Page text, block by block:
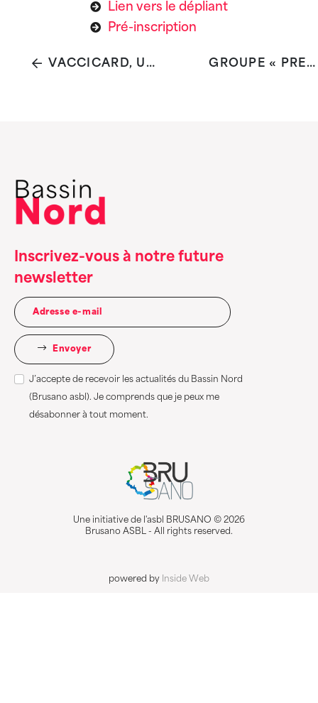
Lien vers le dépliant
Pré-inscription
VACCICARD, UN NOUVEL OUTIL NUMÉRIQUE POUR L’ENREGISTREMENT DES VACCINATIONS GROUPE « PRENDRE SOIN DE SOI EN PLEINE CONSCIENCE »
Inscrivez-vous à notre future
newsletter
Envoyer
J’accepte de recevoir les actualités du Bassin Nord
(Brusano asbl). Je comprends que je peux me
désabonner à tout moment.
Une initiative de l'asbl BRUSANO © 2026
Brusano ASBL - All rights reserved.
powered by Inside Web